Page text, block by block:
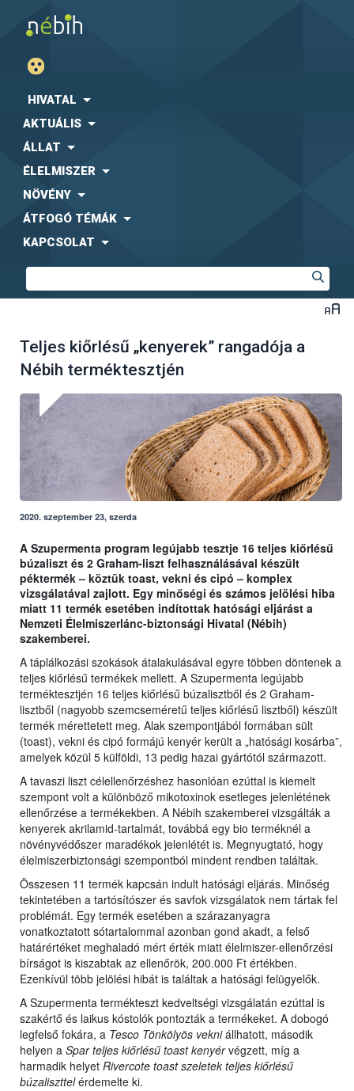
HIVATAL
AKTUÁLIS
ÁLLAT
ÉLELMISZER
NÖVÉNY
ÁTFOGÓ TÉMÁK
KAPCSOLAT
Teljes kiőrlésű „kenyerek” rangadója a
Nébih terméktesztjén
2020. szeptember 23, szerda
A Szupermenta program legújabb tesztje 16 teljes kiőrlésű
búzaliszt és 2 Graham-liszt felhasználásával készült
péktermék – köztük toast, vekni és cipó – komplex
vizsgálatával zajlott. Egy minőségi és számos jelölési hiba
miatt 11 termék esetében indítottak hatósági eljárást a
Nemzeti Élelmiszerlánc-biztonsági Hivatal (Nébih)
szakemberei.
A táplálkozási szokások átalakulásával egyre többen döntenek a
teljes kiőrlésű termékek mellett. A Szupermenta legújabb
terméktesztjén 16 teljes kiőrlésű búzalisztből és 2 Graham-
lisztből (nagyobb szemcseméretű teljes kiőrlésű lisztből) készült
termék mérettetett meg. Alak szempontjából formában sült
(toast), vekni és cipó formájú kenyér került a „hatósági kosárba”,
amelyek közül 5 külföldi, 13 pedig hazai gyártótól származott.
A tavaszi liszt célellenőrzéshez hasonlóan ezúttal is kiemelt
szempont volt a különböző mikotoxinok esetleges jelenlétének
ellenőrzése a termékekben. A Nébih szakemberei vizsgálták a
kenyerek akrilamid-tartalmát, továbbá egy bio terméknél a
növényvédőszer maradékok jelenlétét is. Megnyugtató, hogy
élelmiszerbiztonsági szempontból mindent rendben találtak.
Összesen 11 termék kapcsán indult hatósági eljárás. Minőség
tekintetében a tartósítószer és savfok vizsgálatok nem tártak fel
problémát. Egy termék esetében a szárazanyagra
vonatkoztatott sótartalommal azonban gond akadt, a felső
határértéket meghaladó mért érték miatt élelmiszer-ellenőrzési
bírságot is kiszabtak az ellenőrök, 200.000 Ft értékben.
Ezenkívül több jelölési hibát is találtak a hatósági felügyelők.
A Szupermenta termékteszt kedveltségi vizsgálatán ezúttal is
szakértő és laikus kóstolók pontozták a termékeket. A dobogó
legfelső fokára, a Tesco Tönkölyös vekniállhatott, második
helyen a Spar teljes kiőrlésű toast kenyérvégzett, míg a
harmadik helyet Rivercote toast szeletek teljes kiőrlésű
búzaliszttelérdemelte ki.